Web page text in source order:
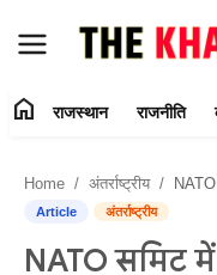
Contact Us
home राजस्थान राजनीति
Home अंतर्राष्ट्रीय NATO समिट में
Article अंतर्राष्ट्रीय
NATO समिट